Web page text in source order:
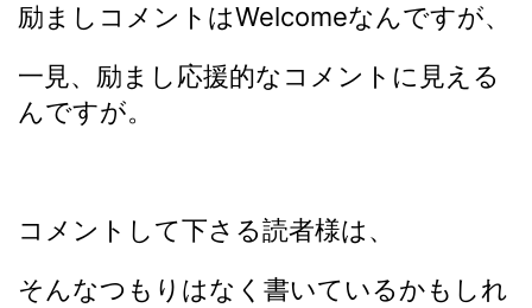
励ましコメントはWelcomeなんですが、
一見、励まし応援的なコメントに見える
んですが。
コメントして下さる読者様は、
そんなつもりはなく書いているかもしれ